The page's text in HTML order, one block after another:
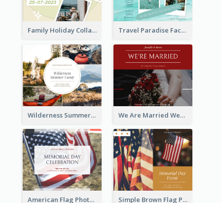
Family Holiday Collage Facebook Post Travel Paradise Facebook Post
Wilderness Summer Camp Facebook Post We Are Married Wedding Facebook Post
American Flag Photo Memorial Day Celebration Facebook Post Simple Brown Flag Photo Memorial Day Facebook Post